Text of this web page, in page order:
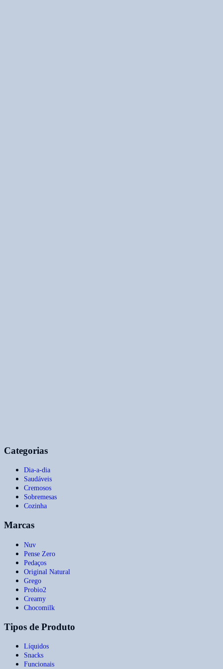
Categorias
Dia-a-dia
Saudáveis
Cremosos
Sobremesas
Cozinha
Marcas
Nuv
Pense Zero
Pedaços
Original Natural
Grego
Probio2
Creamy
Chocomilk
Tipos de Produto
Líquidos
Snacks
Funcionais